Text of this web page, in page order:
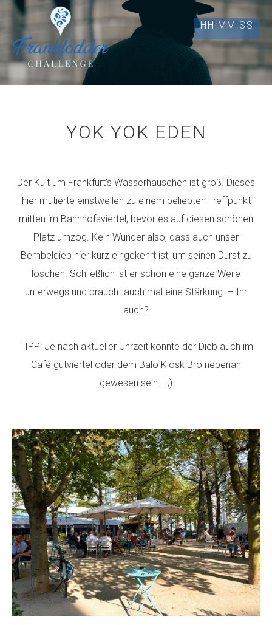
HH:MM:SS
YOK YOK EDEN
Der Kult um Frankfurt's Wasserhäuschen ist groß. Dieses
hier mutierte einstweilen zu einem beliebten Treffpunkt
mitten im Bahnhofsviertel, bevor es auf diesen schönen
Platz umzog. Kein Wunder also, dass auch unser
Bembeldieb hier kurz eingekehrt ist, um seinen Durst zu
löschen. Schließlich ist er schon eine ganze Weile
unterwegs und braucht auch mal eine Stärkung. – Ihr
auch?
TIPP: Je nach aktueller Uhrzeit könnte der Dieb auch im
Café gutviertel oder dem Balo Kiosk Bro nebenan
gewesen sein... ;)